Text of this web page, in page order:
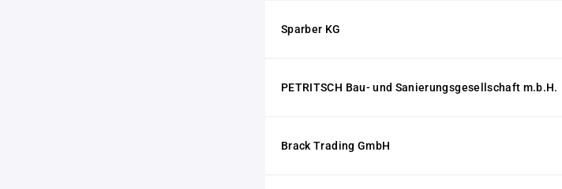
Sparber KG
PETRITSCH Bau- und Sanierungsgesellschaft m.b.H.
Brack Trading GmbH